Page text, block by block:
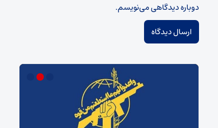
دوباره دیدگاهی می‌نویسم.